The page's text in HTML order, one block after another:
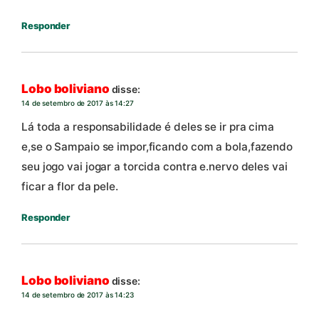
Responder
Lobo boliviano disse:
14 de setembro de 2017 às 14:27
Lá toda a responsabilidade é deles se ir pra cima
e,se o Sampaio se impor,ficando com a bola,fazendo
seu jogo vai jogar a torcida contra e.nervo deles vai
ficar a flor da pele.
Responder
Lobo boliviano disse:
14 de setembro de 2017 às 14:23